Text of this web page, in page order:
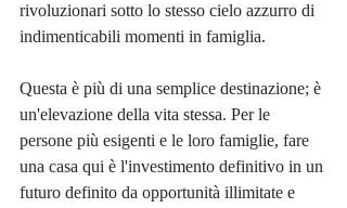
rivoluzionari sotto lo stesso cielo azzurro di
indimenticabili momenti in famiglia.
Questa è più di una semplice destinazione; è
un'elevazione della vita stessa. Per le
persone più esigenti e le loro famiglie, fare
una casa qui è l'investimento definitivo in un
futuro definito da opportunità illimitate e